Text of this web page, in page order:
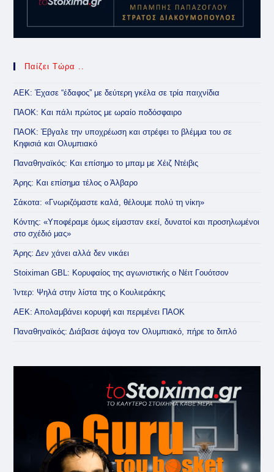
Παίζει Τώρα ..
ΑΕΚ: Έχασε “έδαφος” με δεύτερη γκέλα σε τρία παιχνίδια
ΠΑΟΚ: Και πάλι πρώτος με ωραίο ποδόσφαιρο
ΠΑΟΚ: Έβγαλε την υποχρέωση και στρέφει το βλέμμα του σε
Κηφισιά και Ολυμπιακό
Παναθηναϊκός: Και επίσημο το μπαμ με Χέιζ Ντέιβις
Άρης: Και επίσημα τέλος ο Άλβαρο
Σάκοτα: «Γνωριζόμαστε καλά, θέλουμε πολύ τη νίκη»
Κόντης: «Υποφέραμε όμως είμασταν εκεί, δυνατοί και προσηλωμένοι
στο σχέδιό μας»
Άρης: Δεν χάνει αλλά δεν νικάει
Stoiximan GBL: Κορυφαίος της αγωνιστικής ο Νέιτ Γουότσον
Ίντερ: Ψηλά στην λίστα της ο Κουλιεράκης
ΑΕΚ: Απολαμβάνει κορυφή και περιμένει ΠΑΟΚ
Παναθηναϊκός: Διάβασε άψογα τον Ολυμπιακό, πήρε το διπλό